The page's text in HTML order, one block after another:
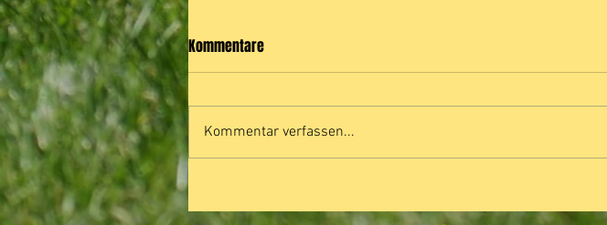
Kommentare
Kommentar verfassen...